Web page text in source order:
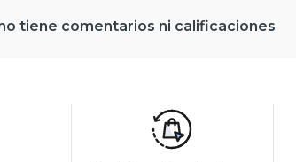
tiene comentarios ni calificaciones